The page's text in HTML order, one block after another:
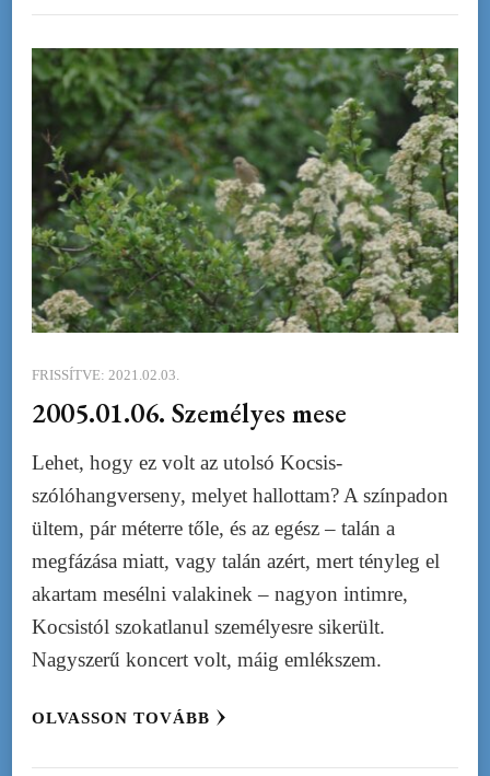
FRISSÍTVE: 2021.02.03.
2005.01.06. Személyes mese
Lehet, hogy ez volt az utolsó Kocsis-
szólóhangverseny, melyet hallottam? A színpadon
ültem, pár méterre tőle, és az egész – talán a
megfázása miatt, vagy talán azért, mert tényleg el
akartam mesélni valakinek – nagyon intimre,
Kocsistól szokatlanul személyesre sikerült.
Nagyszerű koncert volt, máig emlékszem.
OLVASSON TOVÁBB